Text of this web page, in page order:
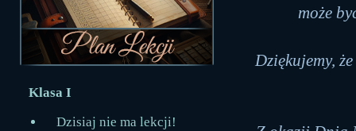
Klasa I
Dzisiaj nie ma lekcji!
może
Dziękujemy,